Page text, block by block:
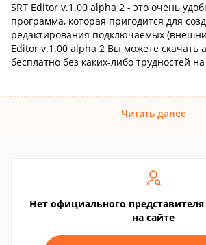
SRT Editor v.1.00 alpha 2 - это очень
программа, которая пригодится для
редактирования подключаемых
Editor v.1.00 alpha 2 Вы можете скачать
бесплатно без каких-либо трудностей
Читать далее
Нет официального
на сайте